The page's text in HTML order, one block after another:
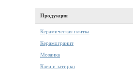
Продукция
Керамическая плитка
Керамогранит
Мозаика
Клеи и затирки